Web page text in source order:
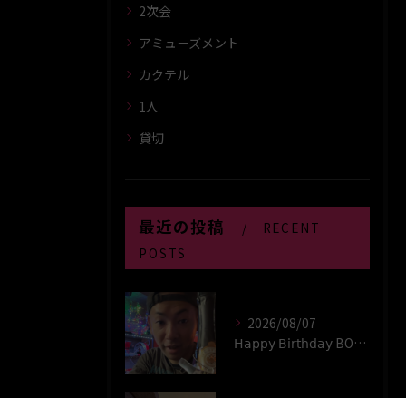
2次会
アミューズメント
カクテル
1人
貸切
最近の投稿
RECENT
POSTS
2026/08/07
𝖧𝖺𝗉𝗉𝗒 𝖡𝗂𝗋𝗍𝗁𝖽𝖺𝗒 BOY‪(*´꒳`∩)‬ﾊｲ